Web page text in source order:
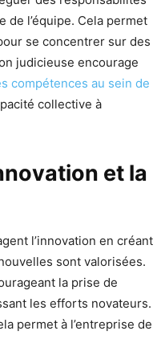
de l’équipe. Cela permet
se concentrer sur des
judicieuse encourage
compétences au sein de
collective à
et la
l’innovation en créant
sont valorisées.
la prise de
les efforts novateurs.
permet à l’entreprise de